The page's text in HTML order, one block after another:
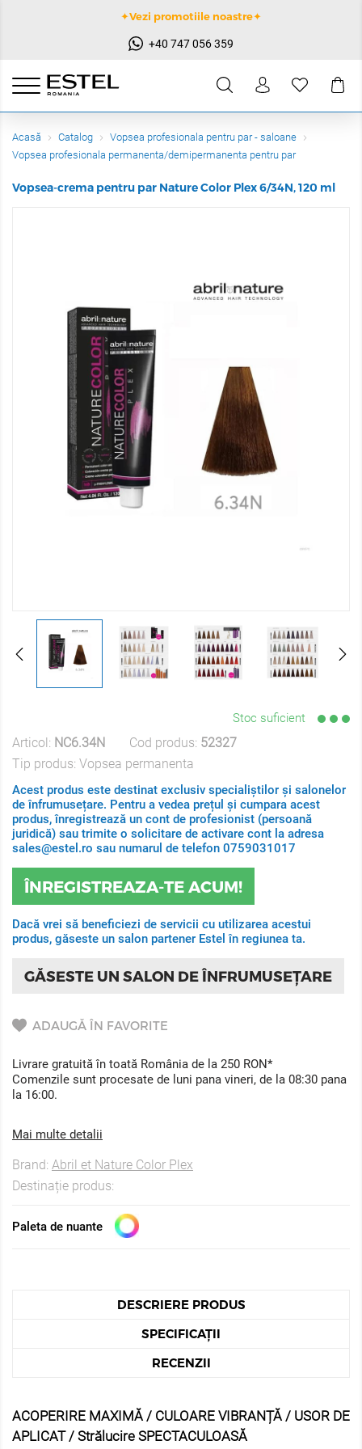
✦Vezi promotiile noastre✦
+40 747 056 359
Acasă Catalog
Vopsea profesionala pentru par - saloane
Vopsea profesionala permanenta/demipermanenta pentru par
Vopsea-crema pentru par Nature Color Plex 6/34N, 120 ml
Stoc suficient
Articol: NC6.34N Cod produs: 52327
Tip produs: Vopsea permanenta
Acest produs este destinat exclusiv specialiștilor și salonelor
de înfrumusețare. Pentru a vedea prețul și cumpara acest
produs, înregistrează un cont de profesionist (persoană
juridică) sau trimite o solicitare de activare cont la adresa
sales@estel.ro sau numarul de telefon 0759031017
ÎNREGISTREAZA-TE ACUM!
Dacă vrei să beneficiezi de servicii cu utilizarea acestui
produs, găseste un salon partener Estel în regiunea ta.
GĂSESTE UN SALON DE ÎNFRUMUSEȚARE
ADAUGĂ ÎN FAVORITE
Livrare gratuită în toată România de la 250 RON*
Comenzile sunt procesate de luni pana vineri, de la 08:30 pana
la 16:00.
Mai multe detalii
Brand: Abril et Nature Color Plex
Destinație produs:
Paleta de nuante
DESCRIERE PRODUS
SPECIFICAȚII
RECENZII
ACOPERIRE MAXIMĂ / CULOARE VIBRANȚĂ / USOR DE
APLICAT / Strălucire SPECTACULOASĂ